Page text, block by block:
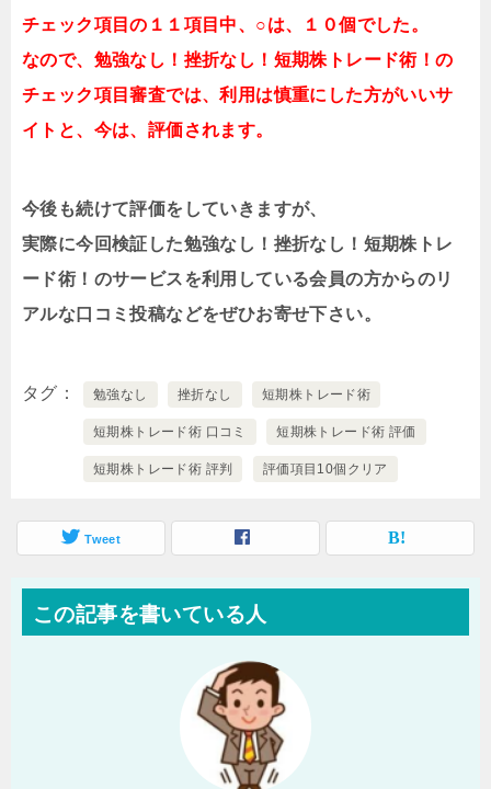
チェック項目の１１項目中、○は、１０個でした。
なので、勉強なし！挫折なし！短期株トレード術！の
チェック項目審査では、利用は慎重にした方がいいサ
イトと、今は、評価されます。
今後も続けて評価をしていきますが、
実際に今回検証した勉強なし！挫折なし！短期株トレ
ード術！のサービスを利用している会員の方からのリ
アルな口コミ投稿などをぜひお寄せ下さい。
タグ 勉強なし 挫折なし 短期株トレード術
短期株トレード術 口コミ 短期株トレード術 評価
短期株トレード術 評判 評価項目10個クリア
Tweet
この記事を書いている人